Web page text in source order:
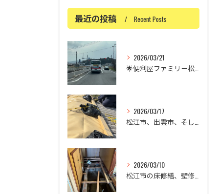
最近の投稿 Recent Posts
2026/03/21
🌟便利屋ファミリー松江店です🌟
2026/03/17
松江市、出雲市、そして米子市の屋根の修理でお困りではありませ...
2026/03/10
松江市の床修繕、壁修繕、リフォームについて✨